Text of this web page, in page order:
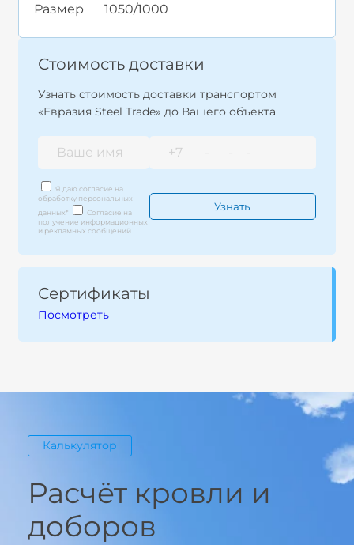
Размер
1050/1000
Стоимость доставки
Узнать стоимость доставки транспортом
«Евразия Steel Trade» до Вашего объекта
Я даю согласие на
обработку персональных
данных*
Согласие на
получение информационных
и рекламных сообщений
Сертификаты
Посмотреть
Калькулятор
Расчёт кровли и
доборов